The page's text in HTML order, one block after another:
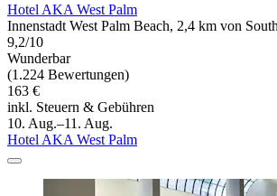
Hotel AKA West Palm
Innenstadt West Palm Beach, 2,4 km von
9,2/10
Wunderbar
(1.224 Bewertungen)
163 €
inkl. Steuern & Gebühren
10. Aug.–11. Aug.
Hotel AKA West Palm